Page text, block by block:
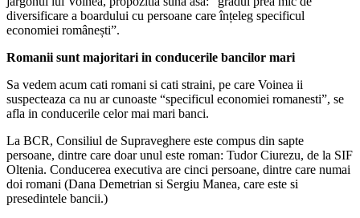
diversificare a boardului cu persoane care înțeleg specificul
economiei românești”.
Romanii sunt majoritari in conducerile bancilor mari
Sa vedem acum cati romani si cati straini, pe care Voinea ii
suspecteaza ca nu ar cunoaste “specificul economiei romanesti”, se
afla in conducerile celor mai mari banci.
La BCR, Consiliul de Supraveghere este compus din sapte
persoane, dintre care doar unul este roman: Tudor Ciurezu, de la SIF
Oltenia. Conducerea executiva are cinci persoane, dintre care numai
doi romani (Dana Demetrian si Sergiu Manea, care este si
presedintele bancii.)